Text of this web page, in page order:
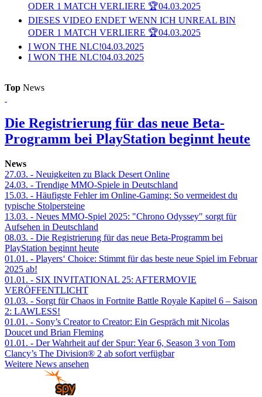
ODER 1 MATCH VERLIERE 🏆04.03.2025
DIESES VIDEO ENDET WENN ICH UNREAL BIN
ODER 1 MATCH VERLIERE 🏆04.03.2025
I WON THE NLC!04.03.2025
I WON THE NLC!04.03.2025
Top News
Die Registrierung für das neue Beta-
Programm bei PlayStation beginnt heute
News
27.03. - Neuigkeiten zu Black Desert Online
24.03. - Trendige MMO-Spiele in Deutschland
15.03. - Häufigste Fehler im Online-Gaming: So vermeidest du
typische Stolpersteine
13.03. - Neues MMO-Spiel 2025: "Chrono Odyssey" sorgt für
Aufsehen in Deutschland
08.03. - Die Registrierung für das neue Beta-Programm bei
PlayStation beginnt heute
01.01. - Players‘ Choice: Stimmt für das beste neue Spiel im Februar
2025 ab!
01.01. - SIX INVITATIONAL 25: AFTERMOVIE
VERÖFFENTLICHT
01.03. - Sorgt für Chaos in Fortnite Battle Royale Kapitel 6 – Saison
2: LAWLESS!
01.01. - Sony’s Creator to Creator: Ein Gespräch mit Nicolas
Doucet und Brian Fleming
01.01. - Der Wahrheit auf der Spur: Year 6, Season 3 von Tom
Clancy’s The Division® 2 ab sofort verfügbar
Weitere News ansehen